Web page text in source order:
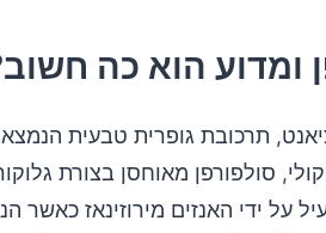
ומדוע הוא כה
תרכובת גופרית טבעית
על ידי האנזים מירוזינאז כאשר